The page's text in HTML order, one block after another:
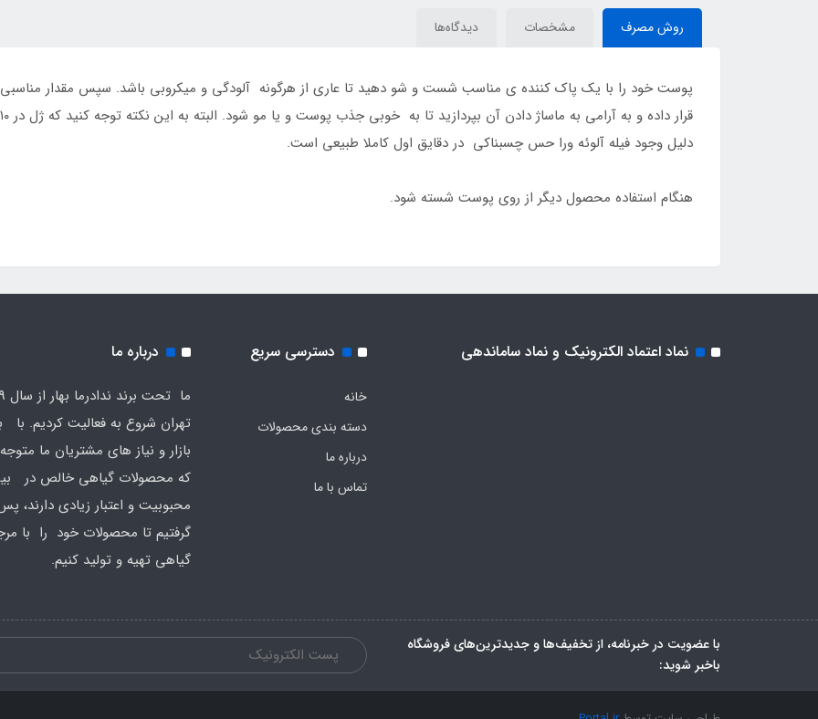
روش مصرف مشخصات دیدگاه‌ها
پوست خود را با یک پاک کننده ی مناسب شست و شو دهید تا عاری از هرگونه آلودگی و میکروبی باشد. سپس مقدار مناسبی
دلیل وجود فیله آلوئه ورا حس چسبناکی در دقایق اول کاملا طبیعی است.
هنگام استفاده محصول دیگر از روی پوست شسته شود.
نماد اعتماد الکترونیک و نماد ساماندهی دسترسی سریع
خانه
دسته بندی محصولات
درباره ما
تماس با ما
درباره ما
تهران شروع به فعالیت کردیم. با
بازار و نیاز های مشتریان ما
که محصولات گیاهی خالص در
محبوبیت و اعتبار زیادی دارند،
گرفتیم تا محصولات خود را با
گیاهی تهیه و تولید کنیم.
با عضویت در خبرنامه، از تخفیف‌ها و جدیدترین‌های فروشگاه
باخبر شوید: